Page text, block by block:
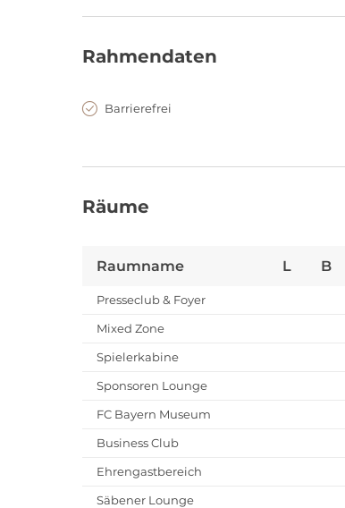
Rahmendaten
Barrierefrei
Räume
Raumname L B
Presseclub & Foyer
Mixed Zone
Spielerkabine
Sponsoren Lounge
FC Bayern Museum
Business Club
Ehrengastbereich
Säbener Lounge